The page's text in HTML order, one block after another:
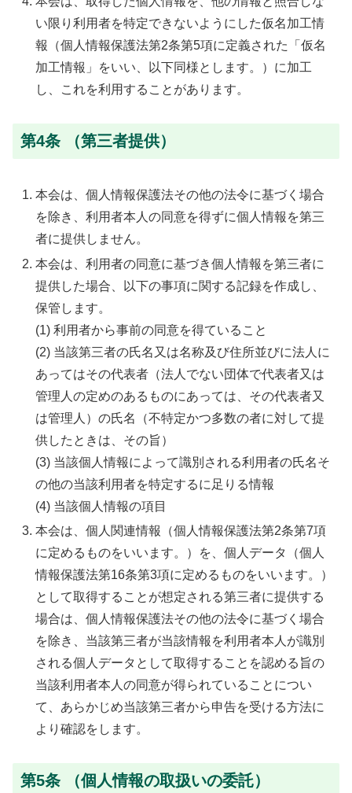
い限り利用者を特定できないようにした仮名加工情
報（個人情報保護法第2条第5項に定義された「仮名
加工情報」をいい、以下同様とします。）に加工
し、これを利用することがあります。
第4条 （第三者提供）
本会は、個人情報保護法その他の法令に基づく場合
を除き、利用者本人の同意を得ずに個人情報を第三
者に提供しません。
本会は、利用者の同意に基づき個人情報を第三者に
提供した場合、以下の事項に関する記録を作成し、
保管します。
(1) 利用者から事前の同意を得ていること
(2) 当該第三者の氏名又は名称及び住所並びに法人に
あってはその代表者（法人でない団体で代表者又は
管理人の定めのあるものにあっては、その代表者又
は管理人）の氏名（不特定かつ多数の者に対して提
供したときは、その旨）
(3) 当該個人情報によって識別される利用者の氏名そ
の他の当該利用者を特定するに足りる情報
(4) 当該個人情報の項目
本会は、個人関連情報（個人情報保護法第2条第7項
に定めるものをいいます。）を、個人データ（個人
情報保護法第16条第3項に定めるものをいいます。）
として取得することが想定される第三者に提供する
場合は、個人情報保護法その他の法令に基づく場合
を除き、当該第三者が当該情報を利用者本人が識別
される個人データとして取得することを認める旨の
当該利用者本人の同意が得られていることについ
て、あらかじめ当該第三者から申告を受ける方法に
より確認をします。
第5条 （個人情報の取扱いの委託）